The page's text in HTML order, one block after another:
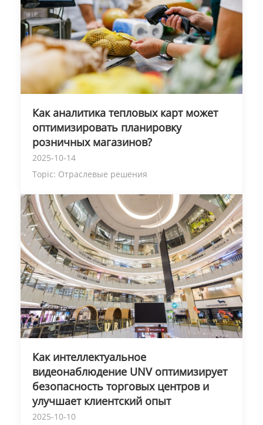
Как аналитика тепловых карт может
оптимизировать планировку
розничных магазинов?
2025-10-14
Topic: Отраслевые решения
Как интеллектуальное
видеонаблюдение UNV оптимизирует
безопасность торговых центров и
улучшает клиентский опыт
2025-10-10